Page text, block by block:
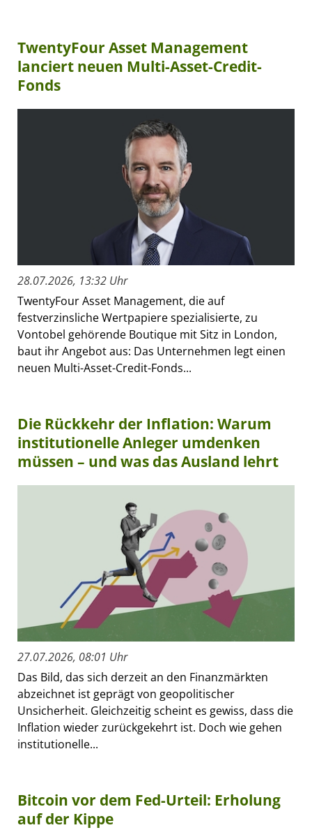
TwentyFour Asset Management
lanciert neuen Multi-Asset-Credit-
Fonds
28.07.2026, 13:32 Uhr
TwentyFour Asset Management, die auf
festverzinsliche Wertpapiere spezialisierte, zu
Vontobel gehörende Boutique mit Sitz in London,
baut ihr Angebot aus: Das Unternehmen legt einen
neuen Multi-Asset-Credit-Fonds...
Die Rückkehr der Inflation: Warum
institutionelle Anleger umdenken
müssen – und was das Ausland lehrt
27.07.2026, 08:01 Uhr
Das Bild, das sich derzeit an den Finanzmärkten
abzeichnet ist geprägt von geopolitischer
Unsicherheit. Gleichzeitig scheint es gewiss, dass die
Inflation wieder zurückgekehrt ist. Doch wie gehen
institutionelle...
Bitcoin vor dem Fed-Urteil: Erholung
auf der Kippe